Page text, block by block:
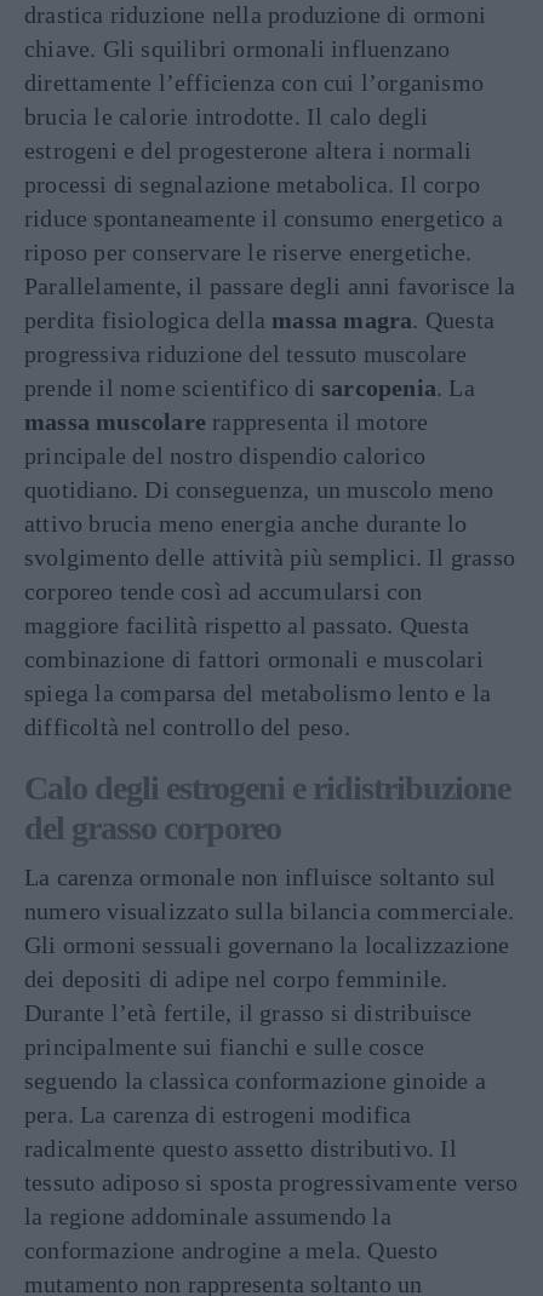
drastica riduzione nella produzione di ormoni
chiave. Gli squilibri ormonali influenzano
direttamente l’efficienza con cui l’organismo
brucia le calorie introdotte. Il calo degli
estrogeni e del progesterone altera i normali
processi di segnalazione metabolica. Il corpo
riduce spontaneamente il consumo energetico a
riposo per conservare le riserve energetiche.
Parallelamente, il passare degli anni favorisce la
perdita fisiologica della massa magra. Questa
progressiva riduzione del tessuto muscolare
prende il nome scientifico di sarcopenia. La
massa muscolare rappresenta il motore
principale del nostro dispendio calorico
quotidiano. Di conseguenza, un muscolo meno
attivo brucia meno energia anche durante lo
svolgimento delle attività più semplici. Il grasso
corporeo tende così ad accumularsi con
maggiore facilità rispetto al passato. Questa
combinazione di fattori ormonali e muscolari
spiega la comparsa del metabolismo lento e la
difficoltà nel controllo del peso.
Calo degli estrogeni e ridistribuzione
del grasso corporeo
La carenza ormonale non influisce soltanto sul
numero visualizzato sulla bilancia commerciale.
Gli ormoni sessuali governano la localizzazione
dei depositi di adipe nel corpo femminile.
Durante l’età fertile, il grasso si distribuisce
principalmente sui fianchi e sulle cosce
seguendo la classica conformazione ginoide a
pera. La carenza di estrogeni modifica
radicalmente questo assetto distributivo. Il
tessuto adiposo si sposta progressivamente verso
la regione addominale assumendo la
conformazione androgine a mela. Questo
mutamento non rappresenta soltanto un